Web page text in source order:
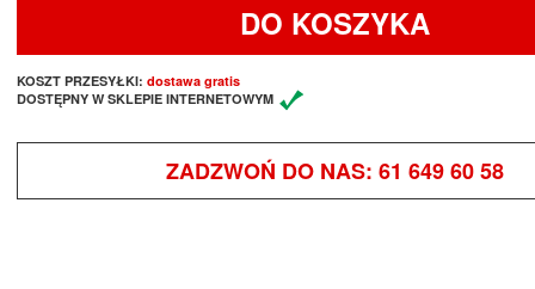
DO KOSZYKA
KOSZT PRZESYŁKI: dostawa gratis
DOSTĘPNY W SKLEPIE INTERNETOWYM
ZADZWOŃ DO NAS: 61 649 60 58